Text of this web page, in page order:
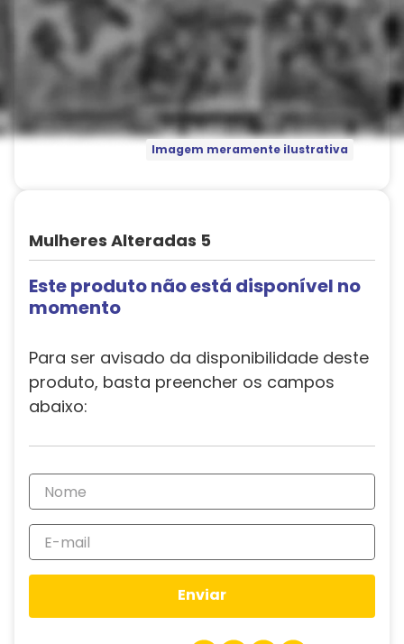
Imagem meramente ilustrativa
Mulheres Alteradas 5
Este produto não está disponível no
momento
Para ser avisado da disponibilidade deste
produto, basta preencher os campos
abaixo:
Enviar